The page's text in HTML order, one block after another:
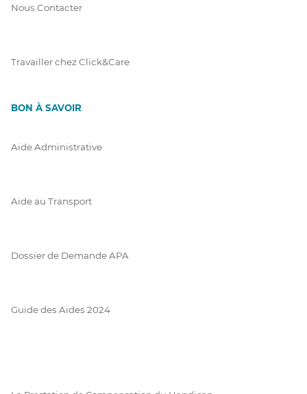
Nous Contacter
Travailler chez Click&Care
BON À SAVOIR
Aide Administrative
Aide au Transport
Dossier de Demande APA
Guide des Aides 2024